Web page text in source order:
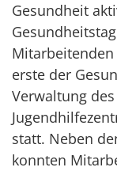
Gesundheit
erste der
Verwaltung
statt. Neben
konnten